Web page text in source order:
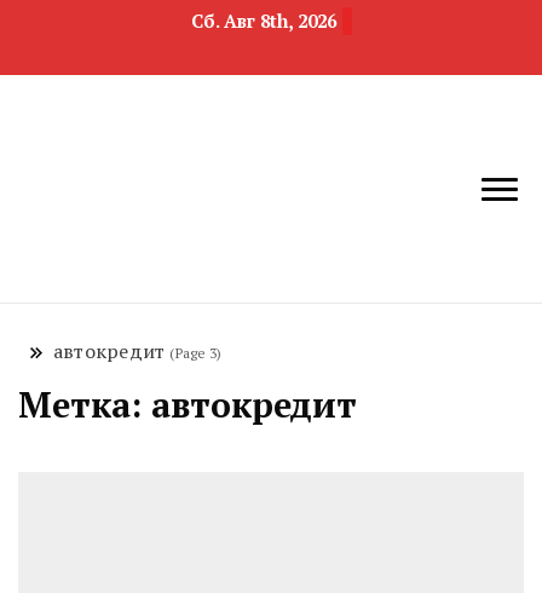
Сб. Авг 8th, 2026
автокредит (Page 3)
Метка: автокредит